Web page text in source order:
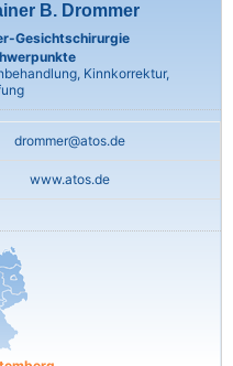
B. Drommer
Gesichtschirurgie
Kinnkorrektur,
drommer@atos.de
www.atos.de